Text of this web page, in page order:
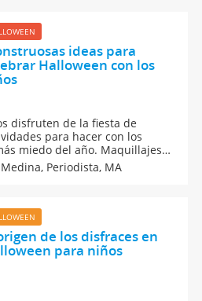
ideas para
Halloween con los
disfruten de la fiesta de
para hacer con los
miedo del año. Maquillajes,
y canciones de miedo
sea divertida para los
Periodista, MA
de los disfraces en
para niños